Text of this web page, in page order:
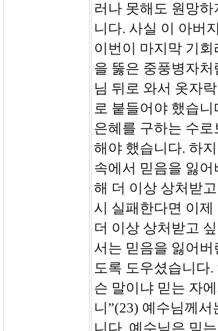
러나 못해도 원망
니다. 사실 이 아버
이번이 마지막 기
을 뚫은 중풍병자
님 뒤로 와서 옷자
로 붙들어야 했습
은혜를 구하는 수
해야 했습니다. 하
속에서 믿음을 잃
해 더 이상 상처받
시 실패한다면 이
더 이상 상처받고
서는 믿음을 잃어
도록 도우셨습니다
슨 말이냐 믿는 자
니”(23) 예수님께
니다. 예수님은 믿